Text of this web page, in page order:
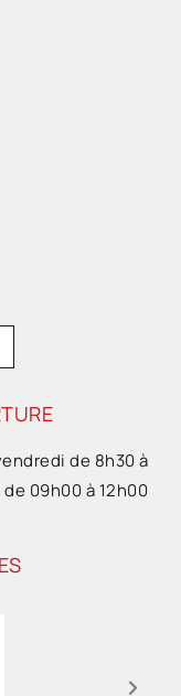
de 8h30 à
09h00 à 12h00